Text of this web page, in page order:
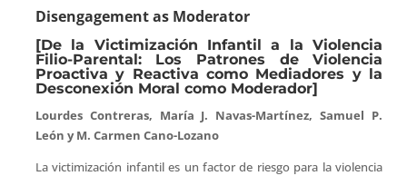
Disengagement as Moderator
[De la Victimización Infantil a la Violencia
Filio-Parental: Los Patrones de Violencia
Proactiva y Reactiva como Mediadores y la
Desconexión Moral como Moderador]
Lourdes Contreras, María J. Navas-Martínez, Samuel P.
León y M. Carmen Cano-Lozano
La victimización infantil es un factor de riesgo para la violencia